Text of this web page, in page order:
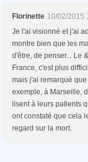
Florinette 10/02/2015
Je l'ai visionné et j'ai
montre bien que les
d'être, de penser... Le
France, c'est plus
mais j'ai remarqué
exemple, à Marseille,
lisent à leurs patients
ont constaté que cela
regard sur la mort.